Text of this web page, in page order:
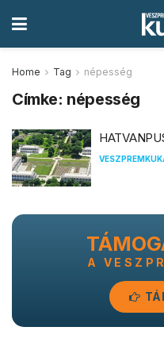
Home Tag népesség
Címke: népesség
A